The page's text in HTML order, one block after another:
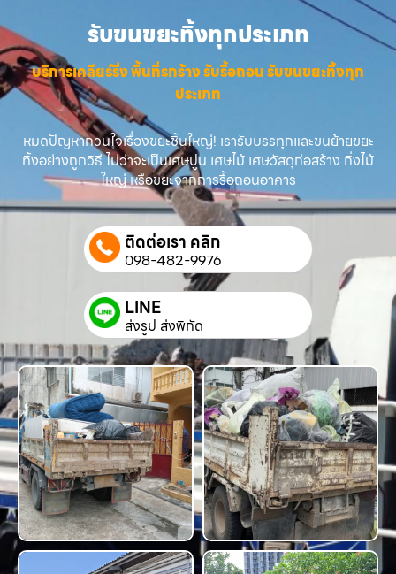
รับขนขยะทิ้งทุกประเภท
บริการเคลียร์ริ่ง พื้นที่รกร้าง รับรื้อถอน รับขนขยะทิ้งทุก
ประเภท
หมดปัญหากวนใจเรื่องขยะชิ้นใหญ่! เรารับบรรทุกและขนย้ายขยะ
ทิ้งอย่างถูกวิธี ไม่ว่าจะเป็นเศษปูน เศษไม้ เศษวัสดุก่อสร้าง กิ่งไม้
ใหญ่ หรือขยะจากการรื้อถอนอาคาร
ติดต่อเรา คลิก
098-482-9976
LINE
ส่งรูป ส่งพิกัด